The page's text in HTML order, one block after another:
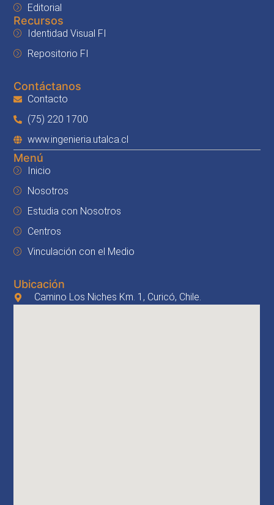
Editorial
Recursos
Identidad Visual FI
Repositorio FI
Contáctanos
Contacto
(75) 220 1700
www.ingenieria.utalca.cl
Menú
Inicio
Nosotros
Estudia con Nosotros
Centros
Vinculación con el Medio
Ubicación
Camino Los Niches Km. 1, Curicó, Chile.